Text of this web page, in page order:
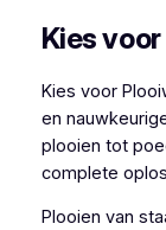
Kies
Kies voor
en
plooien tot
complete
Plooien van